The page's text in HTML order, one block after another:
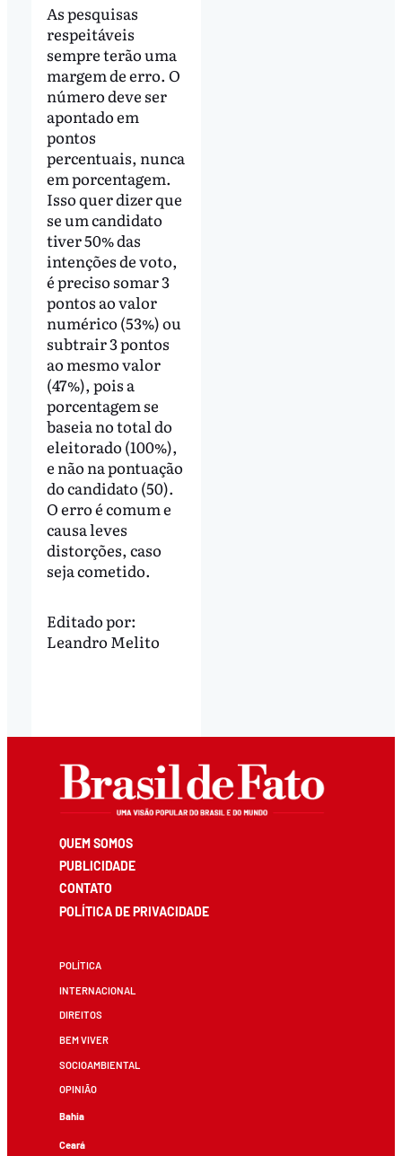
As pesquisas
respeitáveis ​​
sempre terão uma
margem de erro. O
número deve ser
apontado em
pontos
percentuais, nunca
em porcentagem.
Isso quer dizer que
se um candidato
tiver 50% das
intenções de voto,
é preciso somar 3
pontos ao valor
numérico (53%) ou
subtrair 3 pontos
ao mesmo valor
(47%), pois a
porcentagem se
baseia no total do
eleitorado (100%),
e não na pontuação
do candidato (50).
O erro é comum e
causa leves
distorções, caso
seja cometido.
Editado por:
Leandro Melito
QUEM SOMOS
PUBLICIDADE
CONTATO
POLÍTICA DE PRIVACIDADE
POLÍTICA
INTERNACIONAL
DIREITOS
BEM VIVER
SOCIOAMBIENTAL
OPINIÃO
Bahia
Ceará